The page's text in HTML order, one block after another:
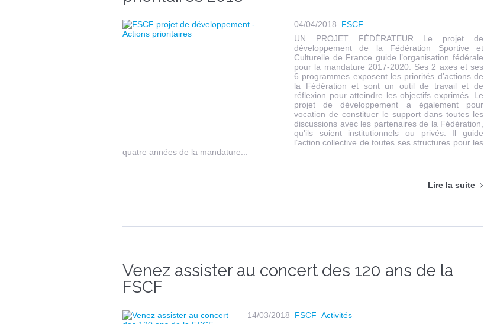
04/04/2018
FSCF
UN PROJET FÉDÉRATEUR Le projet de
développement de la Fédération Sportive et
Culturelle de France guide l’organisation fédérale
pour la mandature 2017-2020. Ses 2 axes et ses
6 programmes exposent les priorités d’actions de
la Fédération et sont un outil de travail et de
réflexion pour atteindre les objectifs exprimés. Le
projet de développement a également pour
vocation de constituer le support dans toutes les
discussions avec les partenaires de la Fédération,
qu'ils soient institutionnels ou privés. Il guide
l’action collective de toutes ses structures pour les
quatre années de la mandature...
Lire la suite
Venez assister au concert des 120 ans de la
FSCF
14/03/2018 FSCF Activités